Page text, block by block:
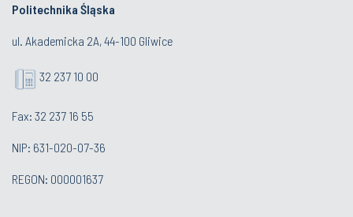
Politechnika Śląska
ul. Akademicka 2A, 44-100 Gliwice
32 237 10 00
Fax: 32 237 16 55
NIP: 631-020-07-36
REGON: 000001637